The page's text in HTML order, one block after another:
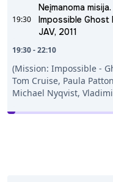
19:30
Neįmanoma
Impossible Ghost
JAV, 2011
19:30 - 22:10
(Mission: Impossible -
Tom Cruise, Paula
Michael Nyqvist,